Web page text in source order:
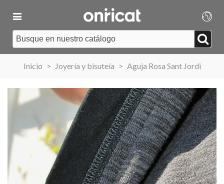
Inicio > Joyería y bisuteía > Aguja Rosa Sant Jordi